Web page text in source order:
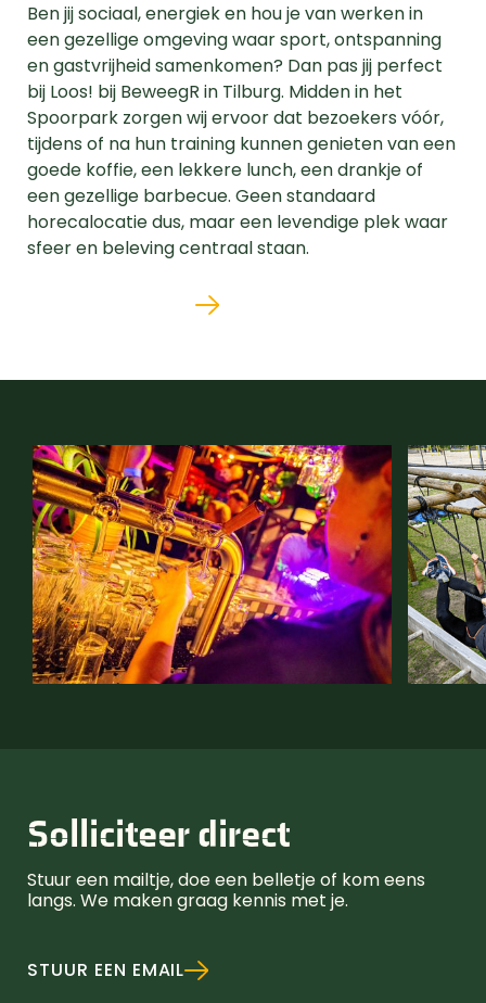
Ben jij sociaal, energiek en hou je van werken in
een gezellige omgeving waar sport, ontspanning
en gastvrijheid samenkomen? Dan pas jij perfect
bij Loos! bij BeweegR in Tilburg. Midden in het
Spoorpark zorgen wij ervoor dat bezoekers vóór,
tijdens of na hun training kunnen genieten van een
goede koffie, een lekkere lunch, een drankje of
een gezellige barbecue. Geen standaard
horecalocatie dus, maar een levendige plek waar
sfeer en beleving centraal staan.
BEKIJK VACATURE
Solliciteer direct
Stuur een mailtje, doe een belletje of kom eens
langs. We maken graag kennis met je.
STUUR EEN EMAIL